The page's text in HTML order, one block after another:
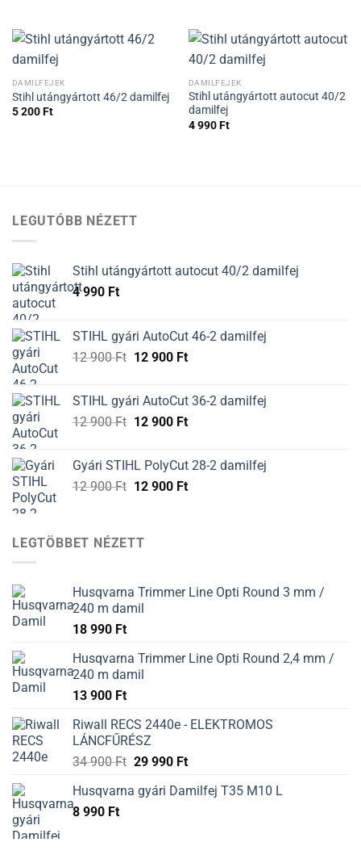
900 Ft.
900 Ft.
DAMILFEJEK
Stihl utángyártott 46/2 damilfej
5 200Ft
DAMILFEJEK
Stihl utángyártott autocut 40/2
damilfej
4 990Ft
LEGUTÓBB NÉZETT
Stihl utángyártott autocut 40/2 damilfej
4 990 Ft
STIHL gyári AutoCut 46-2 damilfej
12 900Ft Original
12
900 Ft.
12 900 FtCurrent
12
900 Ft.
STIHL gyári AutoCut 36-2 damilfej
12 900Ft Original
12
900 Ft.
12 900 FtCurrent
12
900 Ft.
Gyári STIHL PolyCut 28-2 damilfej
12 900Ft Original
12
12 900 FtCurrent
LEGTÖBBET NÉZETT
Husqvarna Trimmer Line Opti Round 3 mm /
240 m damil
18 990 Ft
Husqvarna Trimmer Line Opti Round 2,4 mm /
240 m damil
13 900 Ft
Riwall RECS 2440e - ELEKTROMOS
LÁNCFŰRÉSZ
34 900Ft 29 990 Ft
Husqvarna gyári Damilfej T35 M10 L
8 990 Ft